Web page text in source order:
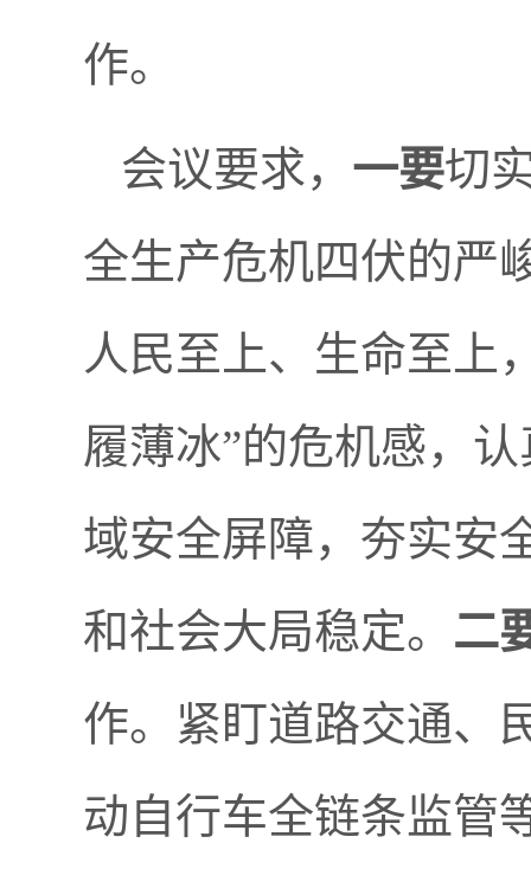
作。
会议要求， 一要切
全生产危机四伏的严
人民至上、生命至上
履薄冰”的危机感，
域安全屏障，夯实安
和社会大局稳定。 二
作。紧盯道路交通、
动自行车全链条监管